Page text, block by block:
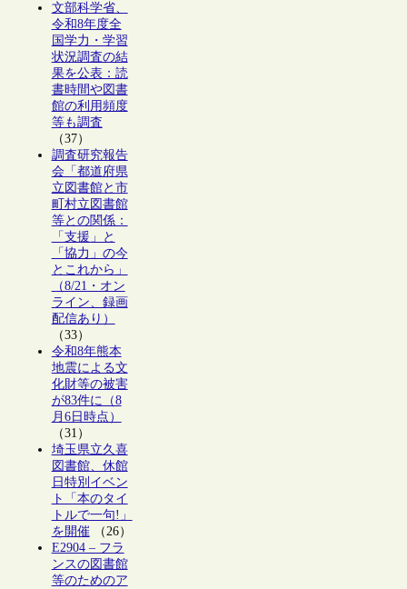
文部科学省、
令和8年度全
国学力・学習
状況調査の結
果を公表：読
書時間や図書
館の利用頻度
等も調査
（37）
調査研究報告
会「都道府県
立図書館と市
町村立図書館
等との関係：
「支援」と
「協力」の今
とこれから」
（8/21・オン
ライン、録画
配信あり）
（33）
令和8年熊本
地震による文
化財等の被害
が83件に（8
月6日時点）
（31）
埼玉県立久喜
図書館、休館
日特別イベン
ト「本のタイ
トルで一句!」
を開催（26）
E2904 – フラ
ンスの図書館
等のためのア